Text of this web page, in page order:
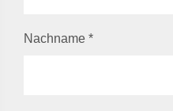
Nachname *